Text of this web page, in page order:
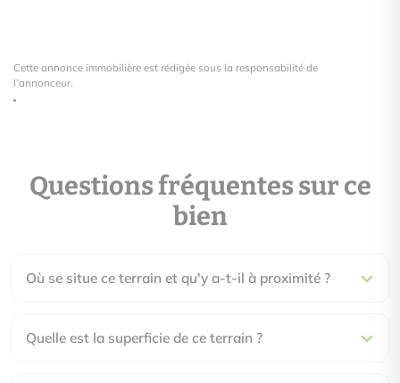
Cette annonce immobilière est rédigée sous la responsabilité de
l’annonceur.
Questions fréquentes sur ce
bien
Où se situe ce terrain et qu'y a-t-il à proximité ?
Quelle est la superficie de ce terrain ?